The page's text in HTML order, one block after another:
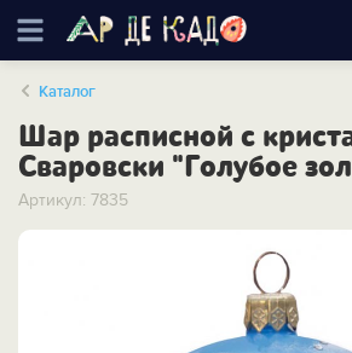
Каталог
Шар расписной с
Сваровски "Голубое
Артикул: 7835